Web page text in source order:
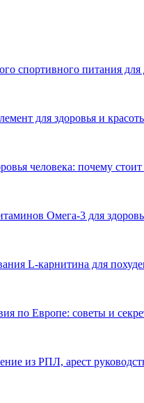
спортивного питания
для здоровья и
человека: почему
Омега-3 для
L-карнитина для
по Европе: советы и
из РПЛ, арест